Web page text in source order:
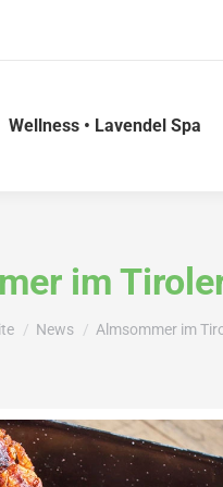
Wellness • Lavendel Spa
im
hier:News Almsommer im